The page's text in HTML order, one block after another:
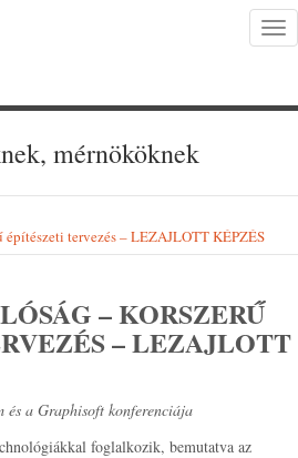
mérnököknek
építészeti tervezés – LEZAJLOTT KÉPZÉS
– KORSZERŰ
– LEZAJLOTT
és a Graphisoft konferenciája
foglalkozik, bemutatva az